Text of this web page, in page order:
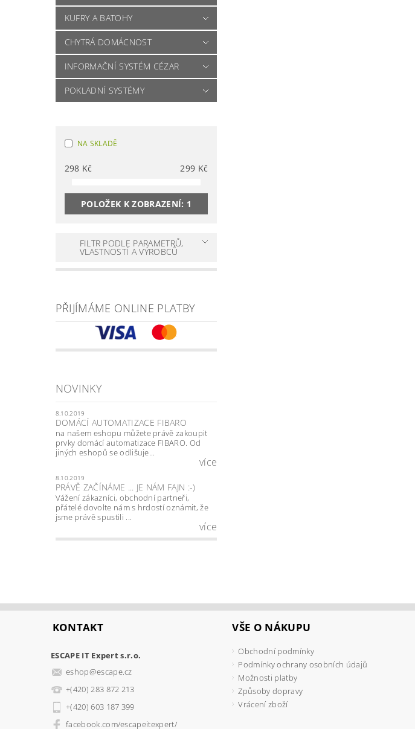
KUFRY A BATOHY
CHYTRÁ DOMÁCNOST
INFORMAČNÍ SYSTÉM CÉZAR
POKLADNÍ SYSTÉMY
NA SKLADĚ
298 Kč 299 Kč
POLOŽEK K ZOBRAZENÍ: 1
FILTR PODLE PARAMETRŮ,
VLASTNOSTÍ A VÝROBCŮ
PŘIJÍMÁME ONLINE PLATBY
NOVINKY
8.10.2019
DOMÁCÍ AUTOMATIZACE FIBARO
na našem eshopu můžete právě zakoupit
prvky domácí automatizace FIBARO. Od
jiných eshopů se odlišuje...
více
8.10.2019
PRÁVĚ ZAČÍNÁME ... JE NÁM FAJN :-)
Vážení zákazníci, obchodní partneři,
přátelé dovolte nám s hrdostí oznámit, že
jsme právě spustili ...
více
KONTAKT
ESCAPE IT Expert s.r.o.
eshop@escape.cz
+(420) 283 872 213
+(420) 603 187 399
facebook.com/escapeitexpert/
VŠE O NÁKUPU
Obchodní podmínky
Podmínky ochrany osobních údajů
Možnosti platby
Způsoby dopravy
Vrácení zboží